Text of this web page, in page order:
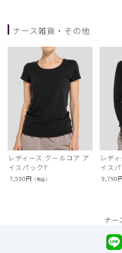
ナース雑貨・その他
レディース:クールコア ア
イスパックT
7,590円 （税込）
レデ
イス
9,790
ナー